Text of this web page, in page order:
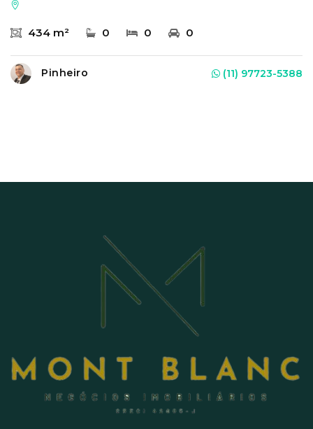
434 m² 0 0 0
Pinheiro (11) 97723-5388